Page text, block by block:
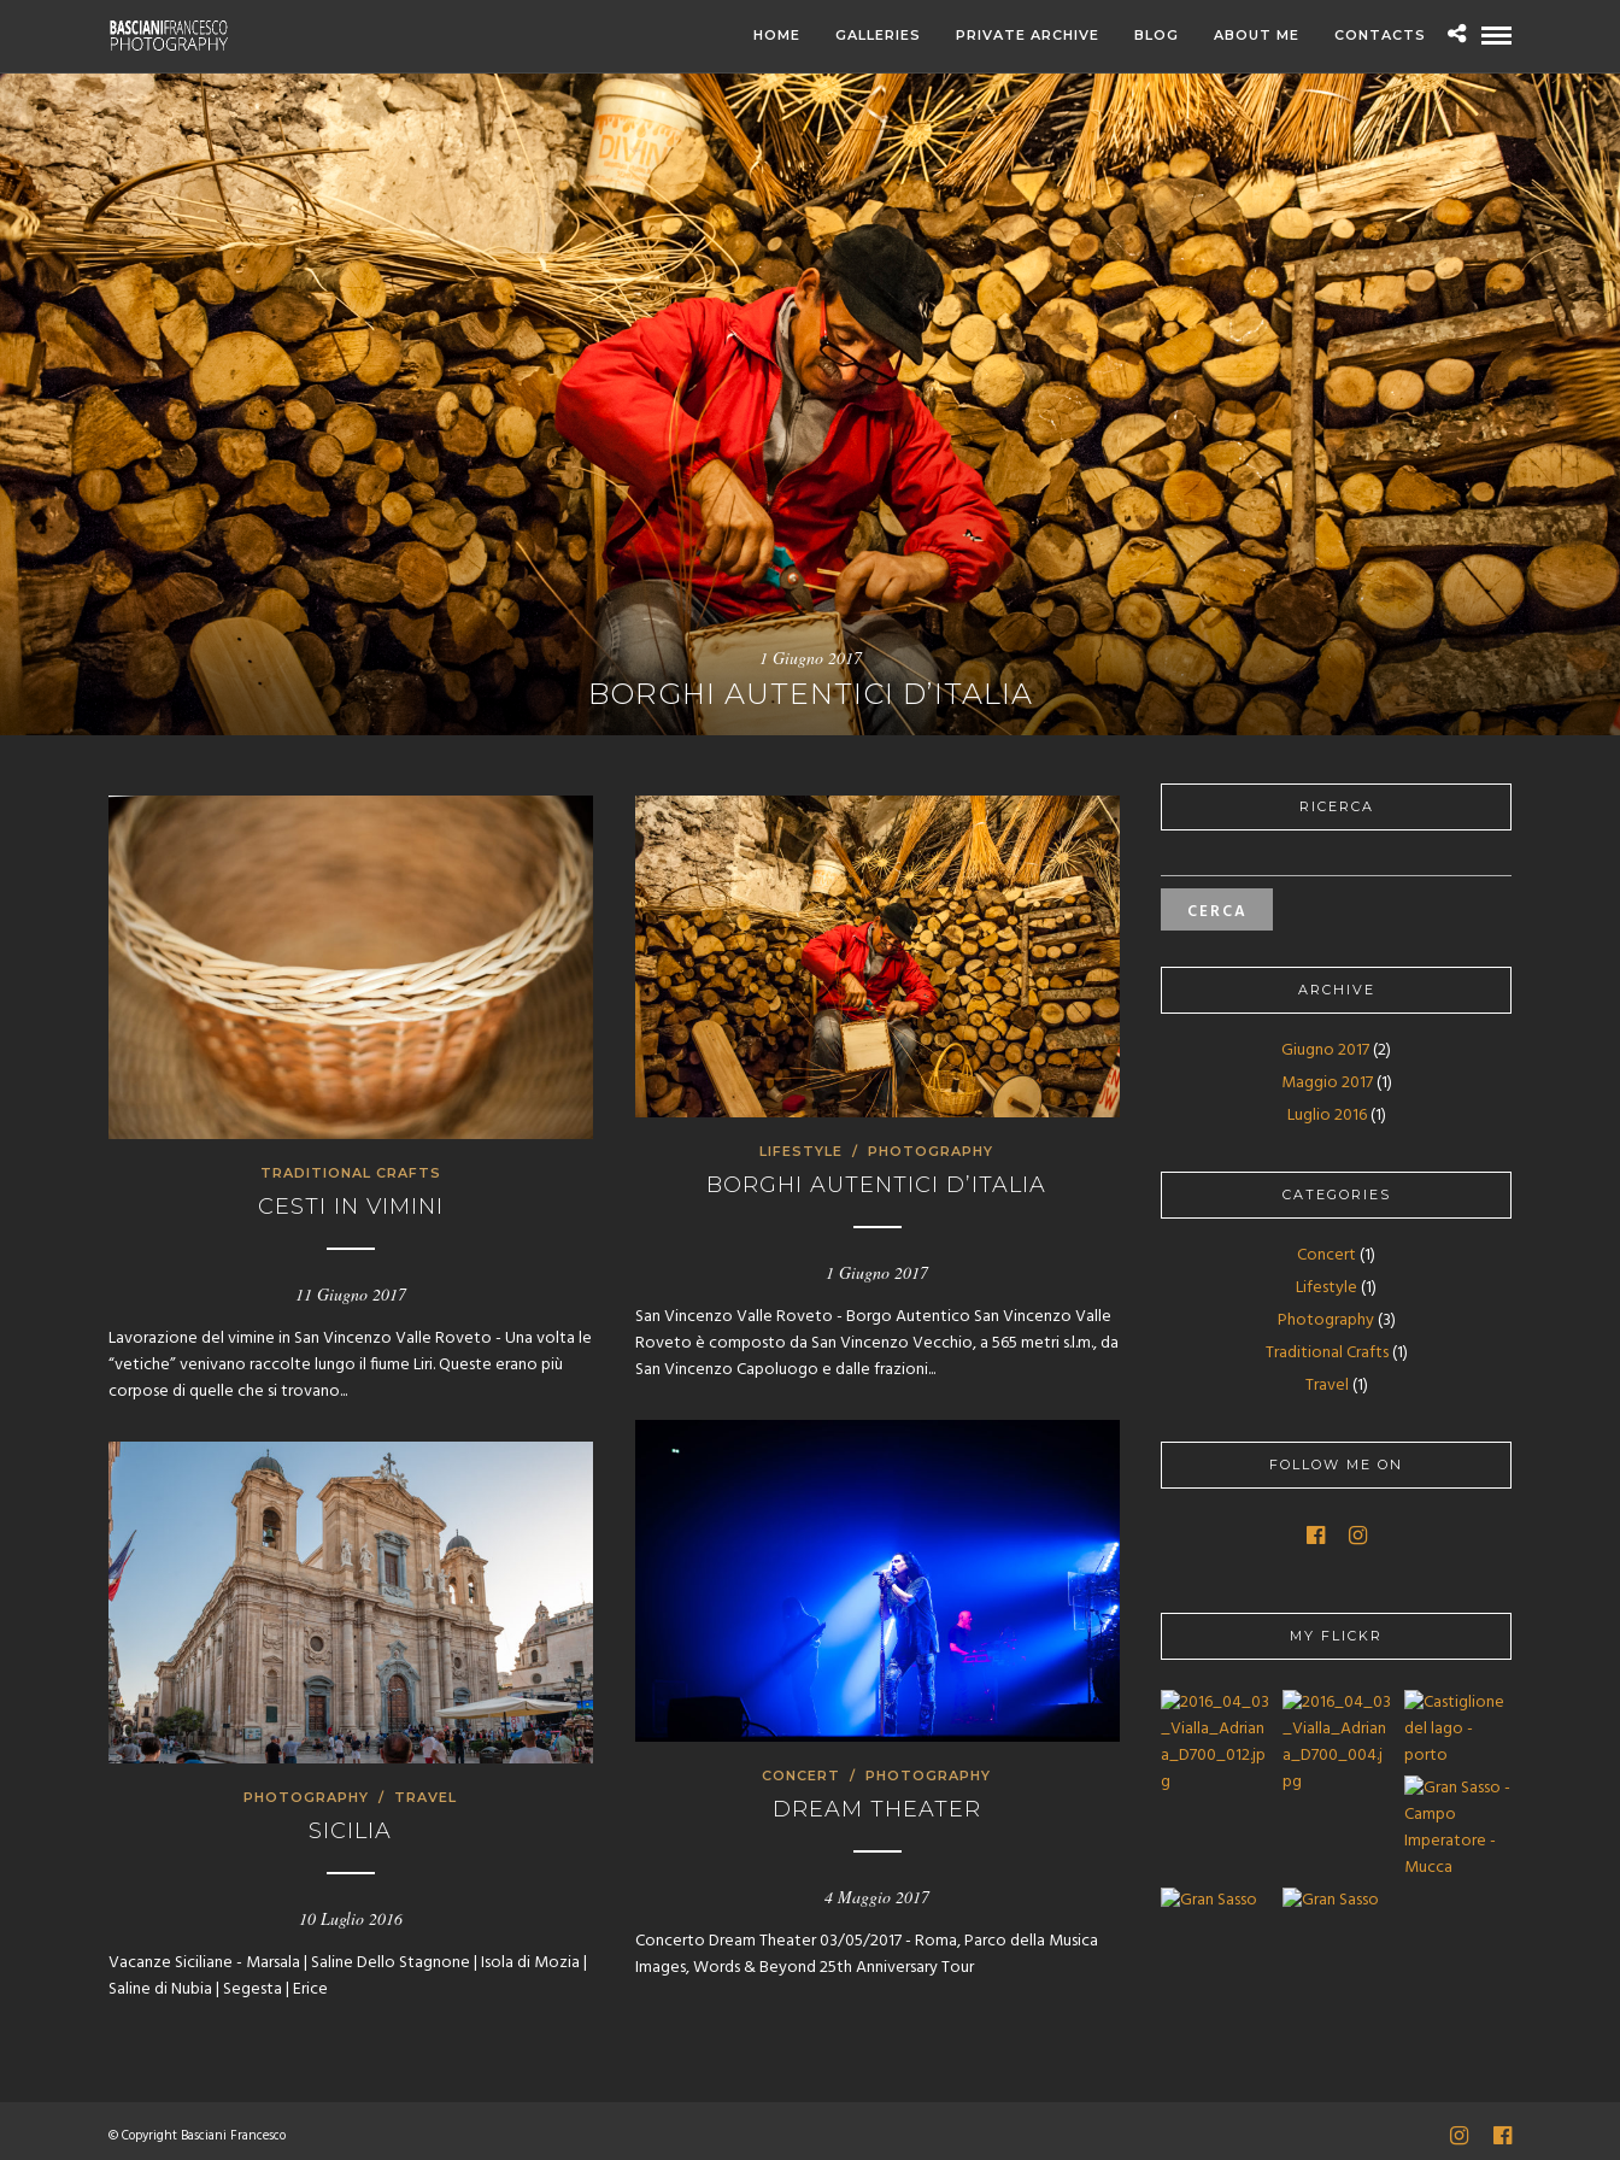
HOME GALLERIES PRIVATE ARCHIVE BLOG ABOUT ME CONTACTS
1 Giugno 2017
BORGHI AUTENTICI D’ITALIA
TRADITIONAL CRAFTS
CESTI IN VIMINI
11 Giugno 2017
Lavorazione del vimine in San Vincenzo Valle Roveto - Una volta le
“vetiche” venivano raccolte lungo il fiume Liri. Queste erano più
corpose di quelle che si trovano...
LIFESTYLE /PHOTOGRAPHY
BORGHI AUTENTICI D’ITALIA
1 Giugno 2017
San Vincenzo Valle Roveto - Borgo Autentico San Vincenzo Valle
Roveto è composto da San Vincenzo Vecchio, a 565 metri s.l.m., da
San Vincenzo Capoluogo e dalle frazioni...
CONCERT /PHOTOGRAPHY
DREAM THEATER
4 Maggio 2017
Concerto Dream Theater 03/05/2017 - Roma, Parco della Musica
Images, Words & Beyond 25th Anniversary Tour
PHOTOGRAPHY / TRAVEL
SICILIA
10 Luglio 2016
Vacanze Siciliane - Marsala | Saline Dello Stagnone | Isola di Mozia |
Saline di Nubia | Segesta | Erice
RICERCA
ARCHIVE
Giugno 2017(2)
Maggio 2017(1)
Luglio 2016(1)
CATEGORIES
Concert(1)
Lifestyle(1)
Photography(3)
Traditional Crafts(1)
Travel(1)
FOLLOW ME ON
MY FLICKR
© Copyright Basciani Francesco